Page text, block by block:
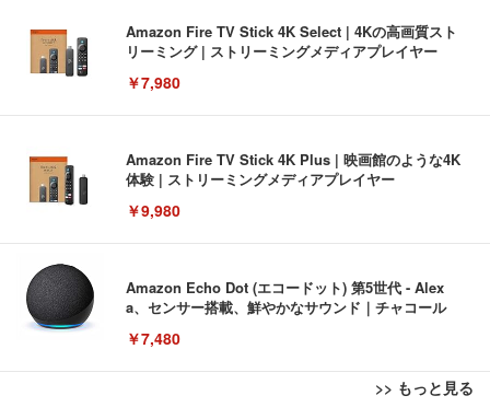
Amazon Fire TV Stick 4K Select | 4Kの高画質スト
リーミング | ストリーミングメディアプレイヤー
￥7,980
Amazon Fire TV Stick 4K Plus | 映画館のような4K
体験 | ストリーミングメディアプレイヤー
￥9,980
Amazon Echo Dot (エコードット) 第5世代 - Alex
a、センサー搭載、鮮やかなサウンド｜チャコール
￥7,480
>> もっと見る